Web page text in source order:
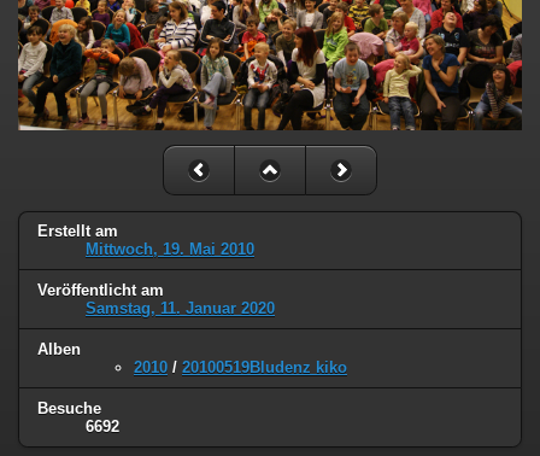
Erstellt am
Mittwoch, 19. Mai 2010
Veröffentlicht am
Samstag, 11. Januar 2020
Alben
2010 / 20100519Bludenz kiko
Besuche
6692